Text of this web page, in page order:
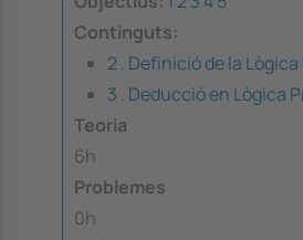
Continguts:
2 . Definició de la
3 . Deducció en Lògica
Teoria
6h
Problemes
0h